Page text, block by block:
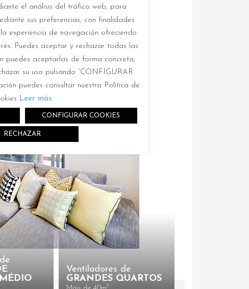
Ventiladores de
GRANDES QUARTOS
2
el análisis del tráfico web, para
sus preferencias, con finalidades
experiencia de navegación ofreciendo
Puedes aceptar y rechazar todas las
puedes aceptarlas de forma concreta,
su uso pulsando “CONFIGURAR
puedes consultar nuestra Política de
Leer más
CONFIGURAR COOKIES
RECHAZAR